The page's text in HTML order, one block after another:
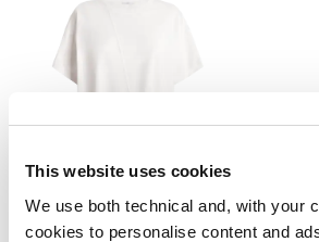
This website uses cookies
We use both technical and, with your
cookies to personalise content and